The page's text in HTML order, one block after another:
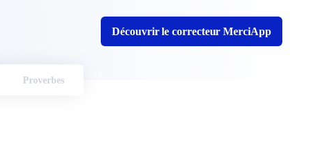
Découvrir le correcteur MerciApp
Proverbes